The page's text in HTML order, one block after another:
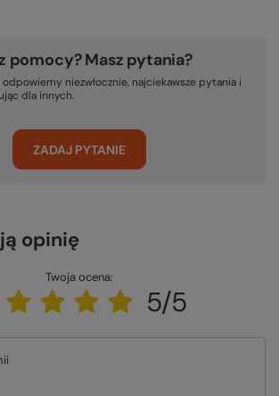
pomocy? Masz pytania?
niezwłocznie, najciekawsze pytania i
dla innych.
ZADAJ PYTANIE
opinię
Twoja ocena:
5/5